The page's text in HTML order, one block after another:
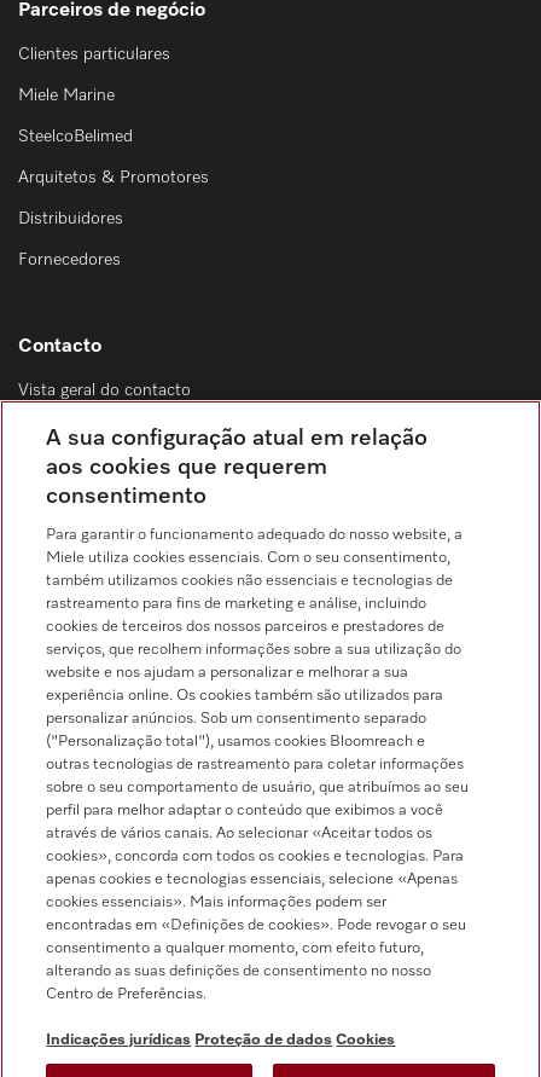
Parceiros de negócio
Clientes particulares
Miele Marine
SteelcoBelimed
Arquitetos & Promotores
Distribuidores
Fornecedores
Contacto
Vista geral do contacto
Distribuição & Serviço de assistência técnica
Chamada para a rede fixa, de acordo com o seu tarifário, em Portugal e em
Pesquisa de distribuidores
Siga a Miele Professional
Proteção de dados
A sua configuração atual em relação
aos cookies que requerem
consentimento
Para garantir o funcionamento adequado do nosso website, a
Miele utiliza cookies essenciais. Com o seu consentimento,
também utilizamos cookies não essenciais e tecnologias de
rastreamento para fins de marketing e análise, incluindo
cookies de terceiros dos nossos parceiros e prestadores de
serviços, que recolhem informações sobre a sua utilização do
website e nos ajudam a personalizar e melhorar a sua
experiência online. Os cookies também são utilizados para
personalizar anúncios. Sob um consentimento separado
("Personalização total"), usamos cookies Bloomreach e
outras tecnologias de rastreamento para coletar informações
sobre o seu comportamento de usuário, que atribuímos ao seu
perfil para melhor adaptar o conteúdo que exibimos a você
através de vários canais. Ao selecionar «Aceitar todos os
cookies», concorda com todos os cookies e tecnologias. Para
apenas cookies e tecnologias essenciais, selecione «Apenas
cookies essenciais». Mais informações podem ser
encontradas em «Definições de cookies». Pode revogar o seu
consentimento a qualquer momento, com efeito futuro,
alterando as suas definições de consentimento no nosso
Centro de Preferências.
Indicações jurídicas Proteção de dados Cookies